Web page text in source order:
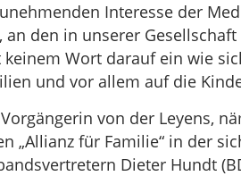
Interesse der
den in unserer
Wort darauf ein wie
und vor allem auf die
von der Leyens,
„Allianz für Familie“ in der
Dieter Hundt